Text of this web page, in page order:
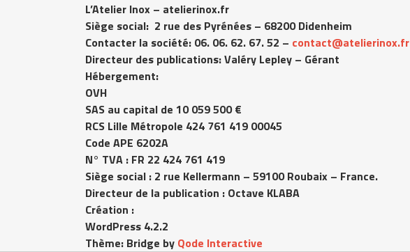
L’Atelier Inox – atelierinox.fr
Siège social: 2 rue des Pyrénées – 68200 Didenheim
Contacter la société: 06. 06. 62. 67. 52 – contact@atelierinox.fr
Directeur des publications: Valéry Lepley – Gérant
Hébergement:
OVH
SAS au capital de 10 059 500 €
RCS Lille Métropole 424 761 419 00045
Code APE 6202A
N° TVA : FR 22 424 761 419
Siège social : 2 rue Kellermann – 59100 Roubaix – France.
Directeur de la publication : Octave KLABA
Création :
WordPress 4.2.2
Thème: Bridge by Qode Interactive